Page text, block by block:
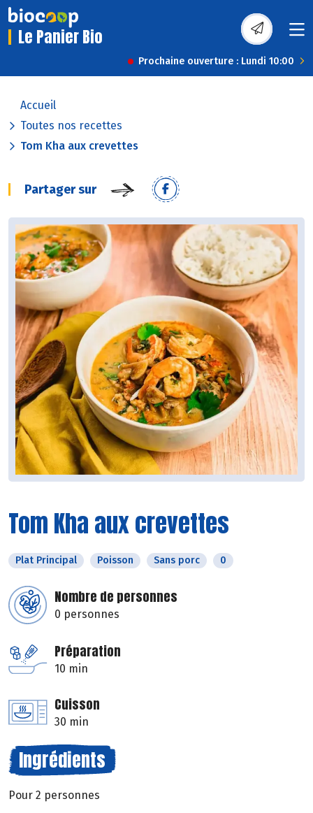
Le Panier Bio
Prochaine ouverture : Lundi 10:00
Accueil
Toutes nos recettes
Tom Kha aux crevettes
Partager sur
Tom Kha aux crevettes
Plat Principal Poisson Sans porc 0
Nombre de personnes
0 personnes
Préparation
10 min
Cuisson
30 min
Ingrédients
Pour 2 personnes